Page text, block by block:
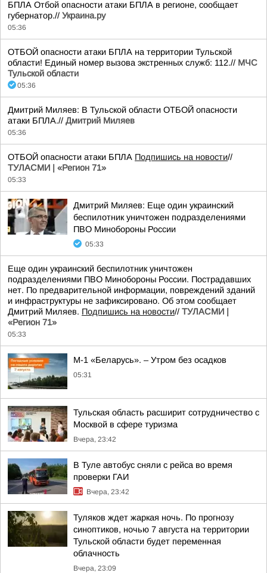
БПЛА Отбой опасности атаки БПЛА в регионе, сообщает
губернатор.// Украина.ру
05:36
ОТБОЙ опасности атаки БПЛА на территории Тульской
области! Единый номер вызова экстренных служб: 112.// МЧС
Тульской области
05:36
Дмитрий Миляев: В Тульской области ОТБОЙ опасности
атаки БПЛА.// Дмитрий Миляев
05:36
ОТБОЙ опасности атаки БПЛА Подпишись на новости//
ТУЛАСМИ | «Регион 71»
05:33
Дмитрий Миляев: Еще один украинский
беспилотник уничтожен подразделениями
ПВО Минобороны России
05:33
Еще один украинский беспилотник уничтожен
подразделениями ПВО Минобороны России. Пострадавших
нет. По предварительной информации, повреждений зданий
и инфраструктуры не зафиксировано. Об этом сообщает
Дмитрий Миляев. Подпишись на новости// ТУЛАСМИ |
«Регион 71»
05:33
М-1 «Беларусь». – Утром без осадков
05:31
Тульская область расширит сотрудничество с
Москвой в сфере туризма
Вчера, 23:42
В Туле автобус сняли с рейса во время
проверки ГАИ
Вчера, 23:42
Туляков ждет жаркая ночь. По прогнозу
синоптиков, ночью 7 августа на территории
Тульской области будет переменная
облачность
Вчера, 23:09